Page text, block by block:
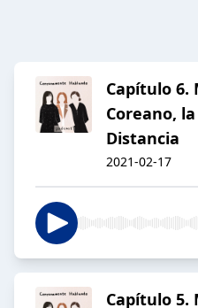
Capítulo 6.
Coreano,
Distancia
2021-02-17
Capítulo 5.